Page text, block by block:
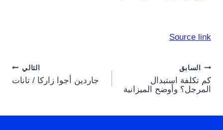
Source link
Post
navigation
السابق
كم تكلفة استبدال
المرجل؟ وأوضح الميزانية
التالي
جاردين أجوا زاركا / تانات